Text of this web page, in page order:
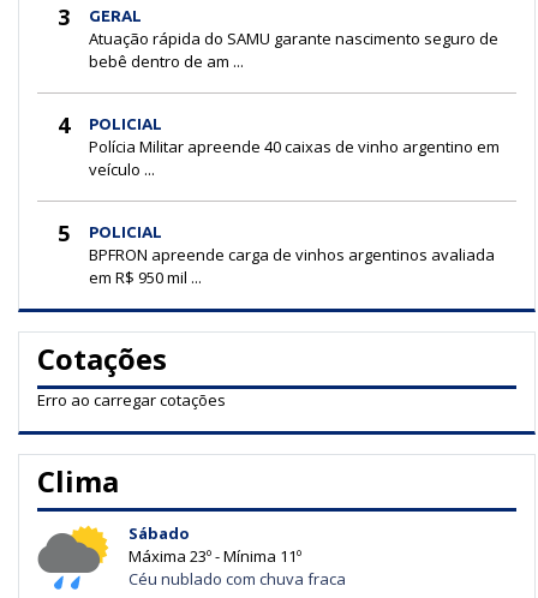
3 GERAL
Atuação rápida do SAMU garante nascimento seguro de
bebê dentro de am ...
4 POLICIAL
Polícia Militar apreende 40 caixas de vinho argentino em
veículo ...
5 POLICIAL
BPFRON apreende carga de vinhos argentinos avaliada
em R$ 950 mil ...
Cotações
Erro ao carregar cotações
Clima
Sábado
Máxima 23º - Mínima 11º
Céu nublado com chuva fraca